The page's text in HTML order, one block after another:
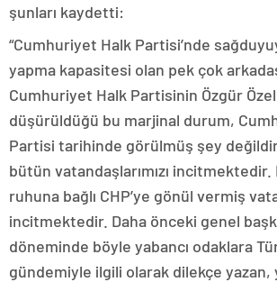
şunları kaydetti:
“Cumhuriyet Halk Partisi’nde
yapma kapasitesi olan pek çok
Cumhuriyet Halk Partisinin Özgür
düşürüldüğü bu marjinal durum,
Partisi tarihinde görülmüş şey
bütün vatandaşlarımızı incitmektedir.
ruhuna bağlı CHP’ye gönül vermiş
incitmektedir. Daha önceki genel
döneminde böyle yabancı odaklara
gündemiyle ilgili olarak dilekçe yazan,